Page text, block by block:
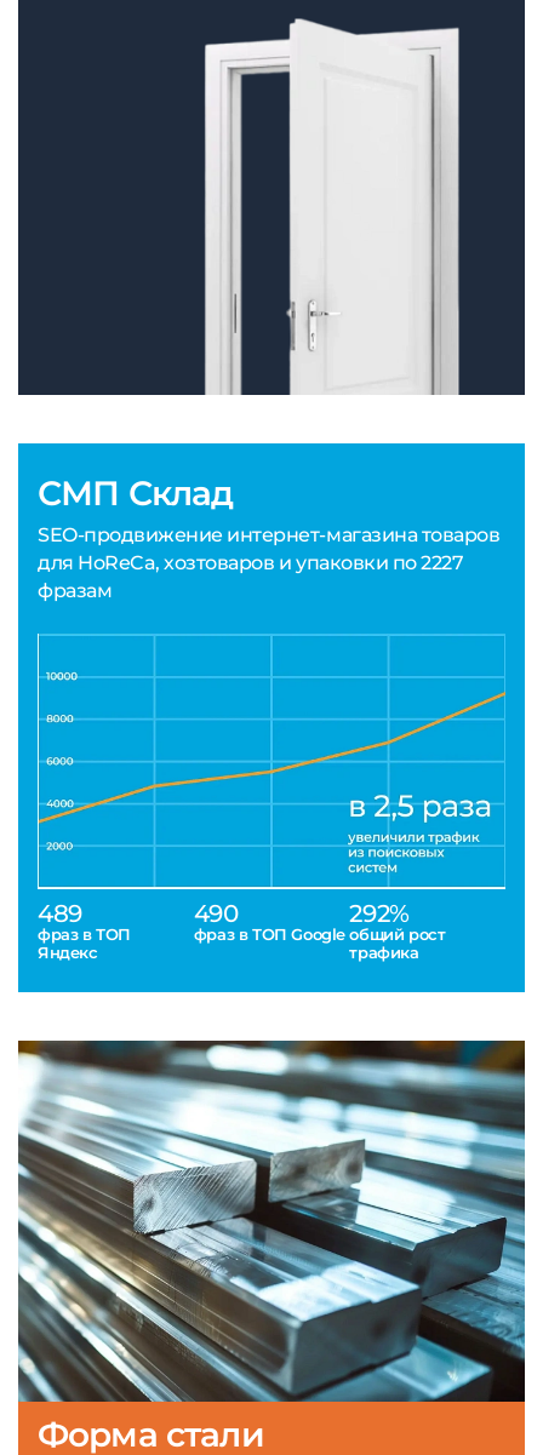
СМП Склад
SEO-продвижение интернет-магазина товаров
для HoReCa, хозтоваров и упаковки по 2227
фразам
489
фраз в ТОП
Яндекс
490
фраз в ТОП Google
292%
общий рост
трафика
Форма стали